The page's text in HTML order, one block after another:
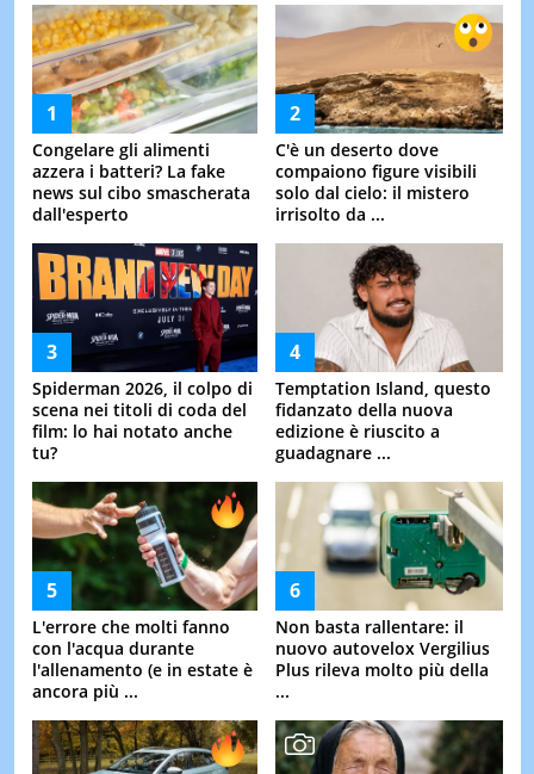
Congelare gli alimenti
azzera i batteri? La fake
news sul cibo smascherata
dall'esperto
C'è un deserto dove
compaiono figure visibili
solo dal cielo: il mistero
irrisolto da ...
Spiderman 2026, il colpo di
scena nei titoli di coda del
film: lo hai notato anche
tu?
Temptation Island, questo
fidanzato della nuova
edizione è riuscito a
guadagnare ...
L'errore che molti fanno
con l'acqua durante
l'allenamento (e in estate è
ancora più ...
Non basta rallentare: il
nuovo autovelox Vergilius
Plus rileva molto più della
...